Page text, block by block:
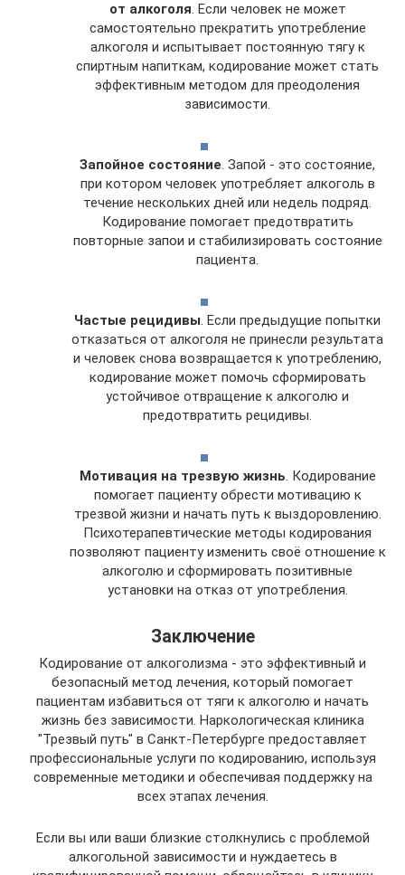
от алкоголя. Если человек не может
самостоятельно прекратить употребление
алкоголя и испытывает постоянную тягу к
спиртным напиткам, кодирование может стать
эффективным методом для преодоления
зависимости.
Запойное состояние. Запой - это состояние,
при котором человек употребляет алкоголь в
течение нескольких дней или недель подряд.
Кодирование помогает предотвратить
повторные запои и стабилизировать состояние
пациента.
Частые рецидивы. Если предыдущие попытки
отказаться от алкоголя не принесли результата
и человек снова возвращается к употреблению,
кодирование может помочь сформировать
устойчивое отвращение к алкоголю и
предотвратить рецидивы.
Мотивация на трезвую жизнь. Кодирование
помогает пациенту обрести мотивацию к
трезвой жизни и начать путь к выздоровлению.
Психотерапевтические методы кодирования
позволяют пациенту изменить своё отношение к
алкоголю и сформировать позитивные
установки на отказ от употребления.
Заключение
Кодирование от алкоголизма - это эффективный и
безопасный метод лечения, который помогает
пациентам избавиться от тяги к алкоголю и начать
жизнь без зависимости. Наркологическая клиника
"Трезвый путь" в Санкт-Петербурге предоставляет
профессиональные услуги по кодированию, используя
современные методики и обеспечивая поддержку на
всех этапах лечения.
Если вы или ваши близкие столкнулись с проблемой
алкогольной зависимости и нуждаетесь в